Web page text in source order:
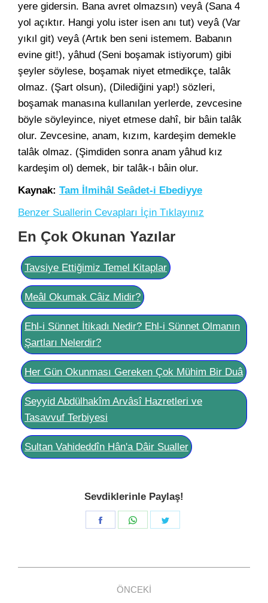
yere gidersin. Bana avret olmazsın) veyâ (Sana 4
yol açıktır. Hangi yolu ister isen anı tut) veyâ (Var
yıkıl git) veyâ (Artık ben seni istemem. Babanın
evine git!), yâhud (Seni boşamak istiyorum) gibi
şeyler söylese, boşamak niyet etmedikçe, talâk
olmaz. (Şart olsun), (Dilediğini yap!) sözleri,
boşamak manasına kullanılan yerlerde, zevcesine
böyle söyleyince, niyet etmese dahî, bir bâin talâk
olur. Zevcesine, anam, kızım, kardeşim demekle
talâk olmaz. (Şimdiden sonra anam yâhud kız
kardeşim ol) demek, bir talâk-ı bâin olur.
Kaynak: Tam İlmihâl Seâdet-i Ebediyye
Benzer Suallerin Cevapları İçin Tıklayınız
En Çok Okunan Yazılar
Tavsiye Ettiğimiz Temel Kitaplar
Meâl Okumak Câiz Midir?
Ehl-i Sünnet İtikadı Nedir? Ehl-i Sünnet Olmanın
Şartları Nelerdir?
Her Gün Okunması Gereken Çok Mühim Bir Duâ
Seyyid Abdülhakîm Arvâsî Hazretleri ve
Tasavvuf Terbiyesi
Sultan Vahideddîn Hân'a Dâir Sualler
Sevdiklerinle Paylaş!
Share
Share
ÖNCEKI